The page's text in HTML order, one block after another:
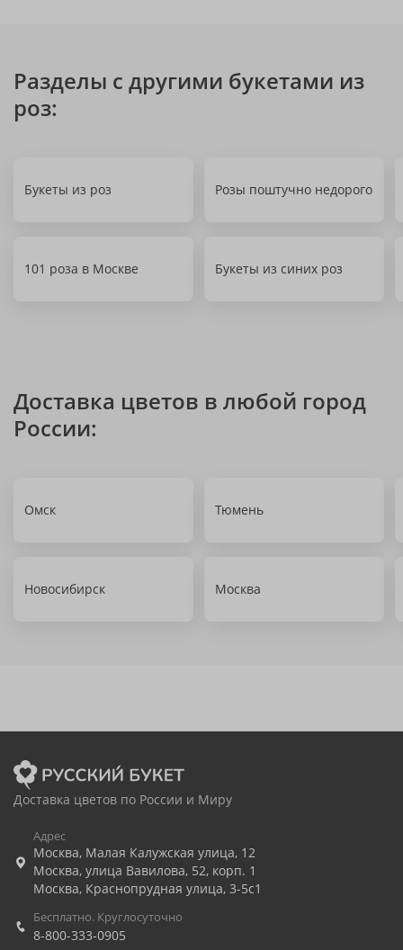
Разделы с другими букетами из
роз:
Букеты из роз Розы поштучно недорого
101 роза в Москве Букеты из синих роз
Доставка цветов в любой город
России:
Омск Тюмень
Новосибирск Москва
Доставка цветов по России и Миру
Адрес
Москва, Малая Калужская улица, 12
Москва, улица Вавилова, 52, корп. 1
Москва, Краснопрудная улица, 3-5с1
Бесплатно. Круглосуточно
8-800-333-0905